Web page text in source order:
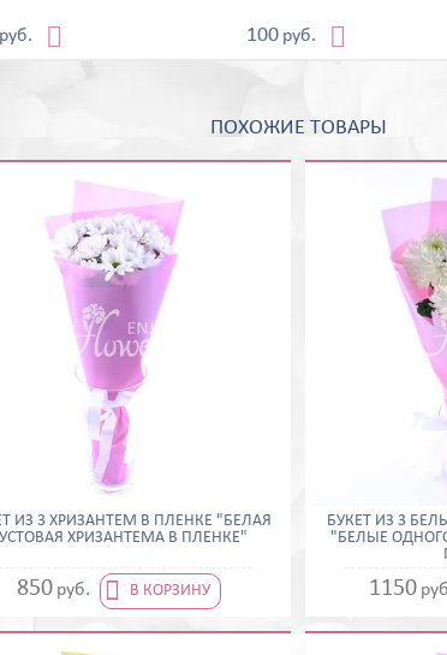
руб.  100 руб. 
ПОХОЖИЕ ТОВАРЫ
ИЗ 3 ХРИЗАНТЕМ В ПЛЕНКЕ "БЕЛАЯ
ХРИЗАНТЕМА В ПЛЕНКЕ"
850 руб.  В КОРЗИНУ
БУКЕТ ИЗ 3
"БЕЛЫЕ
1150